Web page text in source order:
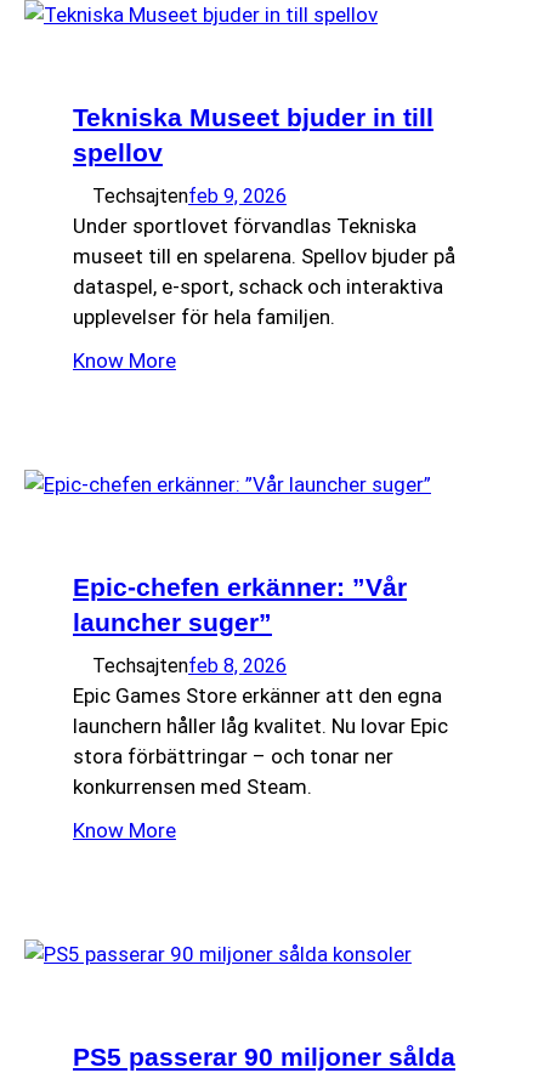
Tekniska Museet bjuder in till
spellov
Techsajtenfeb 9, 2026
Under sportlovet förvandlas Tekniska
museet till en spelarena. Spellov bjuder på
dataspel, e-sport, schack och interaktiva
upplevelser för hela familjen.
Know More
Epic-chefen erkänner: ”Vår
launcher suger”
Techsajtenfeb 8, 2026
Epic Games Store erkänner att den egna
launchern håller låg kvalitet. Nu lovar Epic
stora förbättringar – och tonar ner
konkurrensen med Steam.
Know More
PS5 passerar 90 miljoner sålda